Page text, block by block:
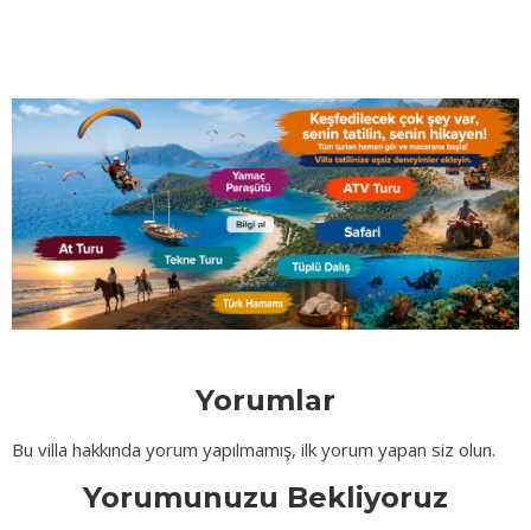
Yorumlar
Bu villa hakkında yorum yapılmamış, ilk yorum yapan siz olun.
Yorumunuzu Bekliyoruz